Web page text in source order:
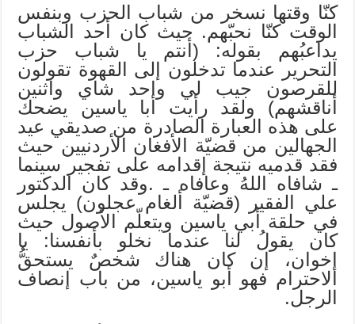
كنّا وقتها نسخر من شباب الحزب وبنفس
الوقت كنّا نحبّهم. حيث كان أحد الشباب
يداعبُهم بقوله: (أنتم يا شباب حزب
التحرير عندما تدخلون إلى القهوة تقولون
للقرصون جيب لي واحد شاي واثنين
أناقشهم) ولقد رأيت أبا ياسين يضحك
على هذه العبارة الصادرة من صديقي عيد
الجهالين من قضيّة الأفغان الأردنيين حيث
فقد قدميه نتيجة إقدامه على تفجير سينما
ـ شافاه اللهُ وعافاه ـ .وقد كان الدكتور
علي الفقير (قضيّة ألغام عجلون) يجلس
في حلقة أبي ياسين ويتعلّم الأصول حيث
كان يقولُ لنا عندما نخلو بأنفسنا: يا
إخوان، إن كان هناك شخصٌ يستحقُّ
الاحترام فهو أبو ياسين، من باب إنصاف
الرجل.